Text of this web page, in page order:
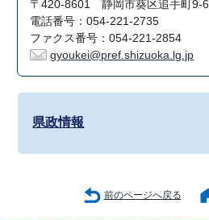
〒420-8601 静岡市葵区追手町9-6
電話番号：054-221-2735
ファクス番号：054-221-2854
gyoukei@pref.shizuoka.lg.jp
県政情報
前のページへ戻る